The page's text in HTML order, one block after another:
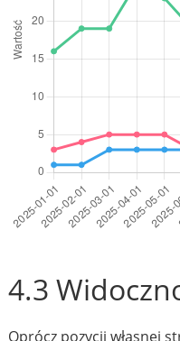
4.3
Oprócz pozycji własnej